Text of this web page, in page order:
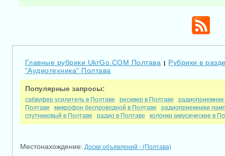
Главные рубрики UkrGo.COM Полтава | Рубрики в
"Аудиотехника" Полтава
Популярные запросы:
сабвуфер усилитель в Полтаве ресивер в Полтаве
Полтаве
микрофон беспроводной в Полтаве
радиоприемники
спутниковый в Полтаве
радио в Полтаве колонки аккусические в
Местонахождение: Доски объявлений - (Полтава)